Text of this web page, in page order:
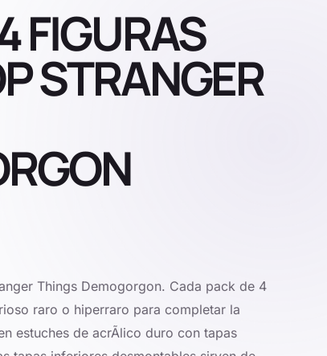
FIGURAS
STRANGER
Things Demogorgon. Cada pack de 4
raro o hiperraro para completar la
estuches de acrÃ­lico duro con tapas